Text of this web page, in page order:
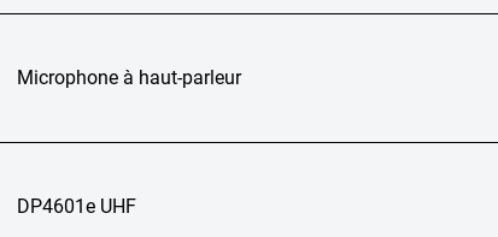
Microphone à haut-parleur
DP4601e UHF